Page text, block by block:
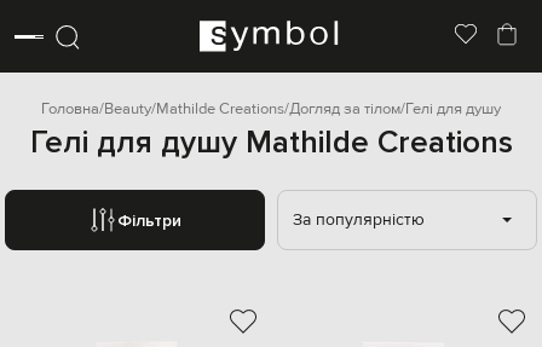
Головна Beauty Mathilde Creations Догляд за тілом Гелі для душу
Гелі для душу Mathilde Creations
Фільтри За популярністю